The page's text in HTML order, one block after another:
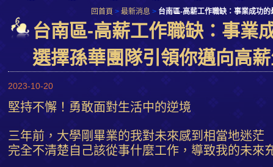
回首頁 > 最新消息 > 台南區-高薪工作職缺：事業成功
台南區-高薪工作職缺：事業
選擇孫華團隊引領你邁向高
2023-10-20
堅持不懈！勇敢面對生活中的逆境
三年前，大學剛畢業的我對未來感到相當地迷茫
完全不清楚自己該從事什麼工作，導致我的未來